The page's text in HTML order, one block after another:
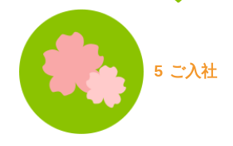
5 ご入社